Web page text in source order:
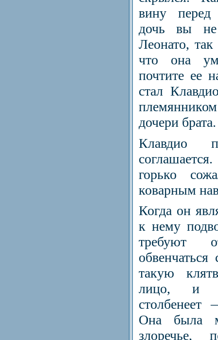
вину перед
дочь вы не
Леонато,
что она
почтите ее
стал
дочери брата.
Клавдио
горько
коварным
Когда он
к нему
требуют
такую
лицо, и
Она была
злоречье,